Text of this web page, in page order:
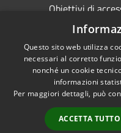
Obiettivi di
Accessibilità
Questo sito web utilizza
necessari al corretto
nonché un cookie
informazioni
Per maggiori dettagli, può
ACCETTA TUTTO